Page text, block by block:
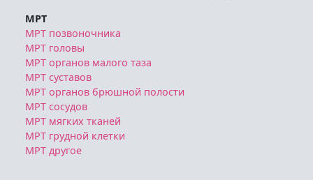
МРТ
МРТ позвоночника
МРТ головы
МРТ органов малого таза
МРТ суставов
МРТ органов брюшной полости
МРТ сосудов
МРТ мягких тканей
МРТ грудной клетки
МРТ другое